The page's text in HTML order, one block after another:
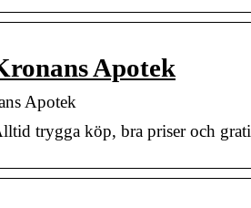
Apotek
Apotek
trygga köp, bra priser och